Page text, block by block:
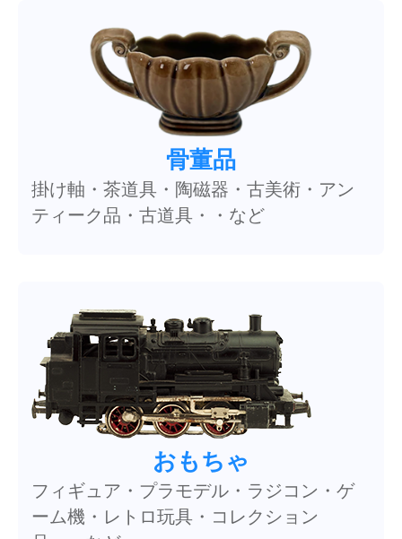
骨董品
掛け軸・茶道具・陶磁器・古美術・アン
ティーク品・古道具・・など
おもちゃ
フィギュア・プラモデル・ラジコン・ゲ
ーム機・レトロ玩具・コレクション